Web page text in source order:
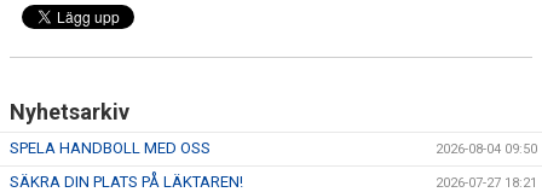
Nyhetsarkiv
SPELA HANDBOLL MED OSS 2026-08-04 09:50
SÄKRA DIN PLATS PÅ LÄKTAREN! 2026-07-27 18:21